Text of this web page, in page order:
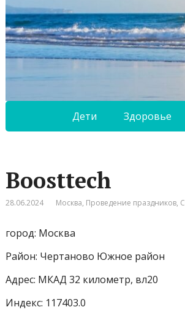
Дети Здоровье
Boosttech
28.06.2024 Москва, Проведение праздников,
город: Москва
Район: Чертаново Южное район
Адрес: МКАД 32 километр, вл20
Индекс: 117403.0